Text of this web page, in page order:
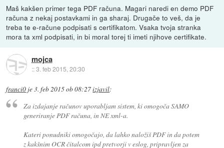
Maš kakšen primer tega PDF računa. Magari naredi en demo PDF
računa z nekaj postavkami in ga sharaj. Drugače to veš, da je
treba te e-račune podpisati s certifikatom. Vsaka tvoja stranka
mora ta xml podpisati, in bi moral torej ti imeti njihove certifikate.
mojca
::3. feb 2015, 20:30
franci0 je3. feb 2015 ob 08:27izjavil:
Za izdajanje računov uporabljam sistem, ki omogoča SAMO
generiranje PDF računa, in NE xml-a.
Kateri ponudniki omogočajo, da lahko naložiš PDF in da potem
z kakšnim OCR čitalcom ipd pretvorji v eslog, pripravljen za